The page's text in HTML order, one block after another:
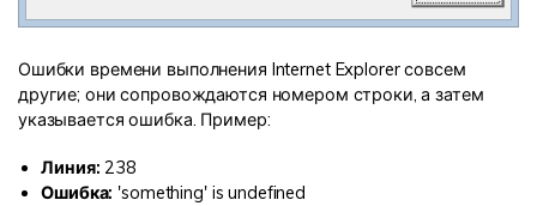
Ошибки времени выполнения Internet Explorer совсем
другие; они сопровождаются номером строки, а затем
указывается ошибка. Пример:
Линия: 238
Ошибка: 'something' is undefined